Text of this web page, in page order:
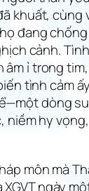
khuất, cùng
đang
cảnh.
ỉ trong
tình cảm
dòng
niềm hy
môn mà
ngày